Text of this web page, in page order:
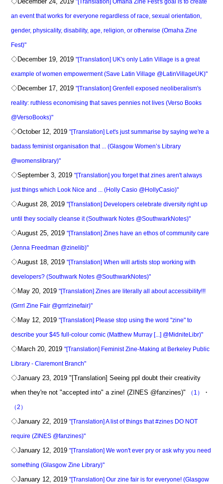
"[Translation] Omaha Zine Fest's goal is to create
an event that works for everyone regardless of race, sexual orientation,
gender, physicality, disability, age, religion, or otherwise (Omaha Zine
Fest)"
◇December 19, 2019"[Translation] UK's only Latin Village is a great
example of women empowerment (Save Latin Village @LatinVillageUK)"
◇December 17, 2019"[Translation] Grenfell exposed neoliberalism's
reality: ruthless economising that saves pennies not lives (Verso Books
@VersoBooks)"
◇October 12, 2019"[Translation] Let's just summarise by saying we're a
badass feminist organisation that ... (Glasgow Women’s Library
@womenslibrary)"
◇September 3, 2019"[Translation] you forget that zines aren't always
just things which Look Nice and ... (Holly Casio @HollyCasio)"
◇August 28, 2019"[Translation] Developers celebrate diversity right up
until they socially cleanse it (Southwark Notes @SouthwarkNotes)"
◇August 25, 2019"[Translation] Zines have an ethos of community care
(Jenna Freedman @zinelib)"
◇August 18, 2019"[Translation] When will artists stop working with
developers? (Southwark Notes @SouthwarkNotes)"
◇May 20, 2019"[Translation] Zines are literally all about accessibility!!!
(Grrrl Zine Fair @grrrlzinefair)"
◇May 12, 2019"[Translation] Please stop using the word "zine" to
describe your $45 full-colour comic (Matthew Murray [...] @MidniteLibr)"
◇March 20, 2019"[Translation] Feminist Zine-Making at Berkeley Public
Library - Claremont Branch"
◇January 23, 2019 "[Translation] Seeing ppl doubt their creativity
when they're not "accepted into" a zine! (ZINES @fanzines)"
（1） ・
（2）
◇January 22, 2019"[Translation] A list of things that #zines DO NOT
require (ZINES @fanzines)"
◇January 12, 2019"[Translation] We won't ever pry or ask why you need
something (Glasgow Zine Library)"
◇January 12, 2019"[Translation] Our zine fair is for everyone! (Glasgow